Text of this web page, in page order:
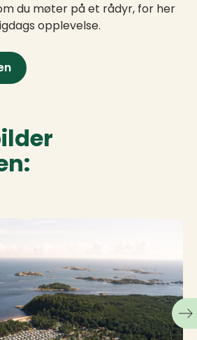
du møter på et rådyr, for her
opplevelse.